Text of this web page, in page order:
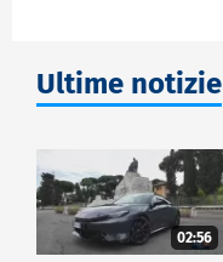
Ultime notizie
02:56